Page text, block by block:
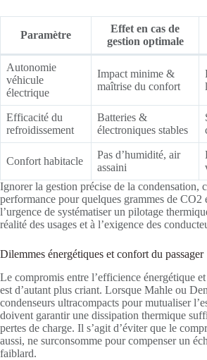
Paramètre
Effet en cas de
gestion optimale
Autonomie
véhicule
électrique
Impact minime &
maîtrise du confort
Efficacité du
refroidissement
Batteries &
électroniques stables
Confort habitacle
Pas d’humidité, air
assaini
Ignorer la gestion précise de la condensation,
performance pour quelques grammes de CO2
l’urgence de systématiser un pilotage
réalité des usages et à l’exigence des
Dilemmes énergétiques et confort du passager
Le compromis entre l’efficience énergétique
est d’autant plus criant. Lorsque Mahle ou
condenseurs ultracompacts pour mutualiser
doivent garantir une dissipation thermique
pertes de charge. Il s’agit d’éviter que le
aussi, ne surconsomme pour compenser un
faiblard.